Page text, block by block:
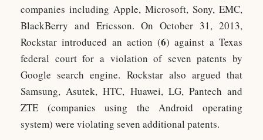
companies including Apple, Microsoft, Sony, EMC,
BlackBerry and Ericsson. On October 31, 2013,
Rockstar introduced an action (6) against a Texas
federal court for a violation of seven patents by
Google search engine. Rockstar also argued that
Samsung, Asutek, HTC, Huawei, LG, Pantech and
ZTE (companies using the Android operating
system) were violating seven additional patents.